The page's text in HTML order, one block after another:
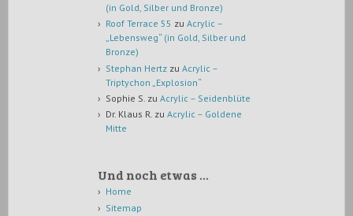
(in Gold, Silber und Bronze)
Roof Terrace 55 zu Acrylic –
„Lebensweg“ (in Gold, Silber und
Bronze)
Stephan Hertzzu Acrylic –
Triptychon „Explosion“
Sophie S.zu Acrylic – Seidenblüte
Dr. Klaus R.zu Acrylic – Goldene
Mitte
Und noch etwas …
Home
Sitemap